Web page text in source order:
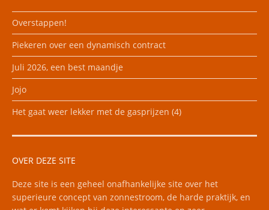
Overstappen!
Piekeren over een dynamisch contract
Juli 2026, een best maandje
Jojo
Het gaat weer lekker met de gasprijzen (4)
OVER DEZE SITE
Deze site is een geheel onafhankelijke site over het
superieure concept van zonnestroom, de harde praktijk, en